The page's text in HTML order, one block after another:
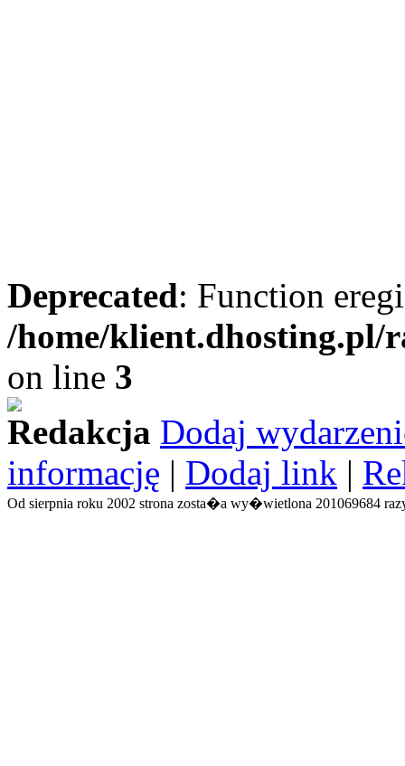
Deprecated: Function
/home/
on line 3
Redakcja Dodaj
informację | Dodaj link |
Od sierpnia roku 2002 strona zosta�a wy�wietlona 201069684